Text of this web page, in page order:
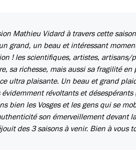
Mathieu Vidard à travers cette
grand, un beau et intéressant
! les scientifiques, artistes, artisans/
sa richesse, mais aussi sa fragilité en
ultra plaisante. Un beau et grand
évidemment révoltants et
bien les Vosges et les gens qui se
son émerveillement devant
des 3 saisons à venir. Bien à vous